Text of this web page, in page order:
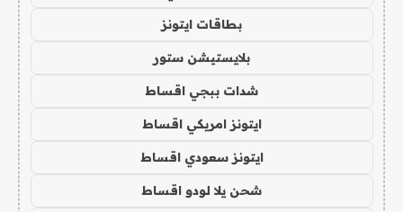
بطاقات ايتونز
بلايستيشن ستور
شدات ببجي اقساط
ايتونز امريكي اقساط
ايتونز سعودي اقساط
شحن يلا لودو اقساط